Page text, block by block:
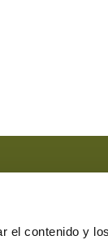
el contenido y